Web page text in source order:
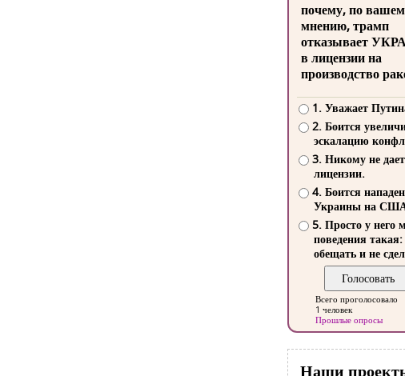
почему, по
мнению, трамп
отказывает
в лицензии на
производство
1. Уважает
2. Боится
эскалацию
3. Никому не
лицензии.
4. Боится
Украины на
5. Просто у него
поведения такая:
обещать и не
Всего проголосовало
1 человек
Прошлые опросы
Наши